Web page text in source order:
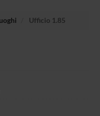
Ufficio 1.85